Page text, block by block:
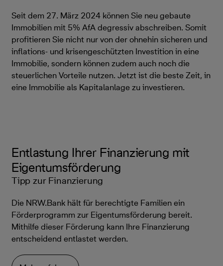
Seit dem 27. März 2024 können Sie neu gebaute
Immobilien mit 5% AfA degressiv abschreiben. Somit
profitieren Sie nicht nur von der ohnehin sicheren und
inflations- und krisengeschützten Investition in eine
Immobilie, sondern können zudem auch noch die
steuerlichen Vorteile nutzen. Jetzt ist die beste Zeit, in
eine Immobilie als Kapitalanlage zu investieren.
Entlastung Ihrer Finanzierung mit
Eigentumsförderung
Tipp zur Finanzierung
Die NRW.Bank hält für berechtigte Familien ein
Förderprogramm zur Eigentumsförderung bereit.
Mithilfe dieser Förderung kann Ihre Finanzierung
entscheidend entlastet werden.